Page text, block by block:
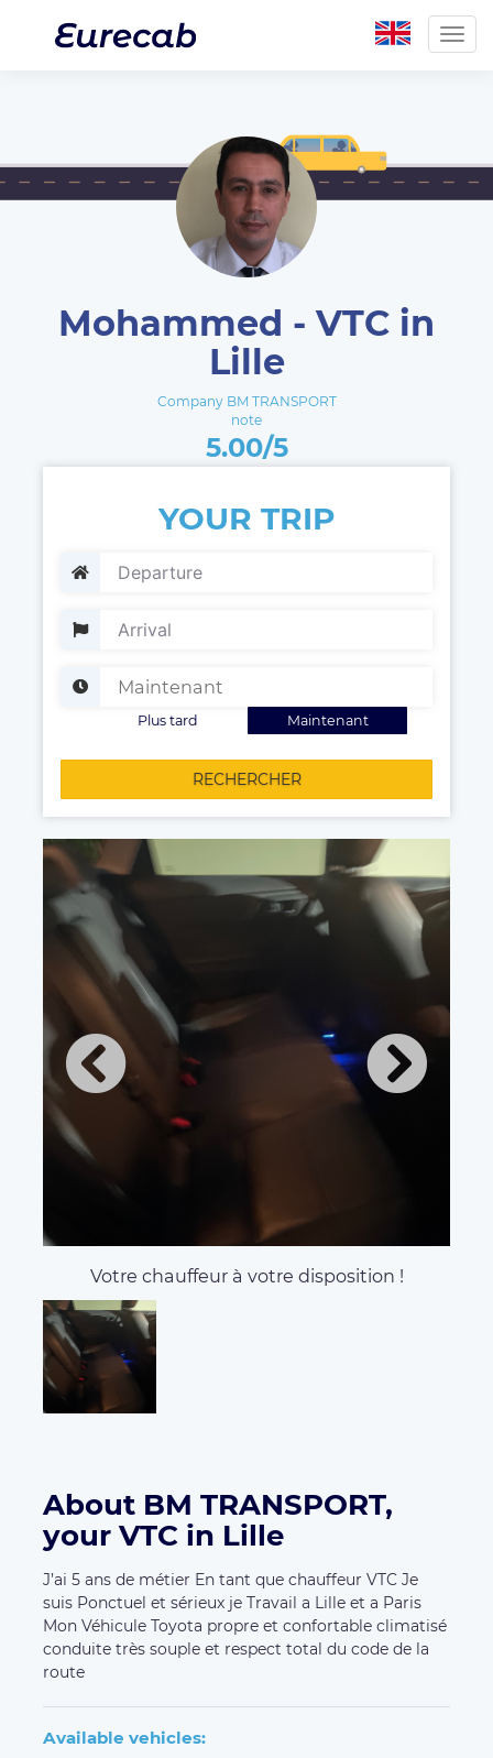
Mohammed - VTC in
Lille
Company BM TRANSPORT
note
5.00/5
YOUR TRIP
Maintenant
Plus tard
RECHERCHER
Votre chauffeur à votre disposition !
About BM TRANSPORT,
your VTC in Lille
J’ai 5 ans de métier En tant que chauffeur VTC Je
suis Ponctuel et sérieux je Travail a Lille et a Paris
Mon Véhicule Toyota propre et confortable climatisé
conduite très souple et respect total du code de la
route
Available vehicles: